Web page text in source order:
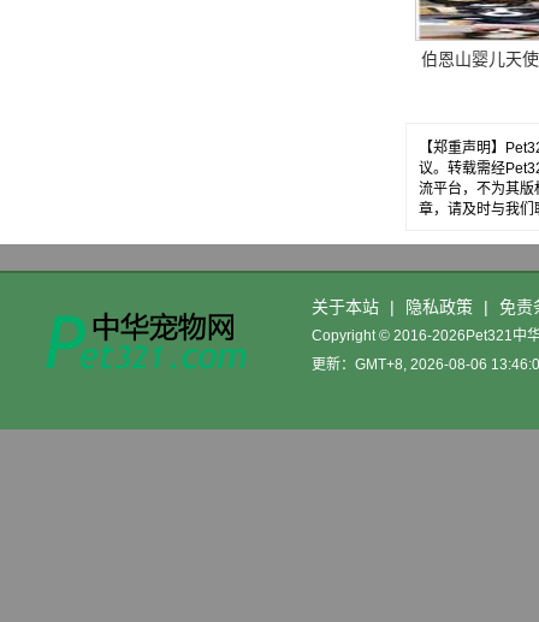
伯恩山婴儿天
【郑重声明】
议。转载需经
流平台，不为其
章，请及时与我
关于本站 | 隐私政策 | 免责
Copyright © 2016-2026Pet321中
更新：GMT+8, 2026-08-06